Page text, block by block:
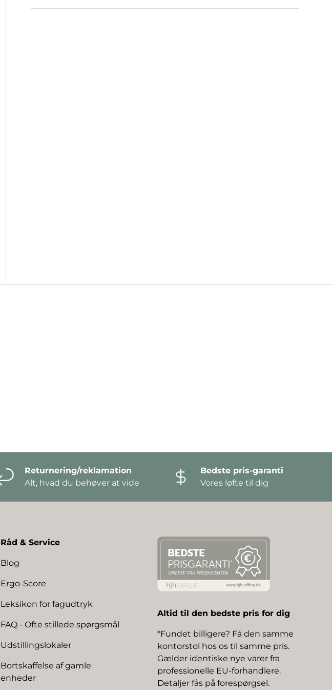
Returnering/reklamation
Alt, hvad du behøver at vide
Bedste pris-garanti
Vores løfte til dig
Råd & Service
Blog
Ergo-Score
Leksikon for fagudtryk
FAQ - Ofte stillede spørgsmål
Udstillingslokaler
Bortskaffelse af gamle
enheder
Altid til den bedste pris for dig
*Fundet billigere? Få den samme
kontorstol hos os til samme pris.
Gælder identiske nye varer fra
professionelle EU-forhandlere.
Detaljer fås på forespørgsel.